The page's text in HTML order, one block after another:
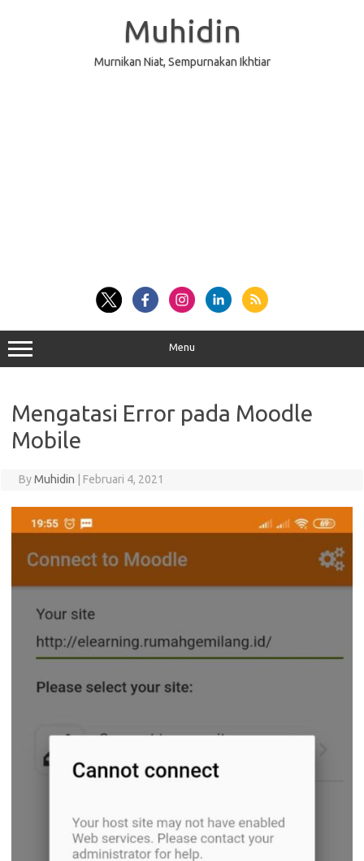
Muhidin
Murnikan Niat, Sempurnakan Ikhtiar
Menu
Mengatasi Error pada Moodle
Mobile
ByMuhidin Februari 4, 2021